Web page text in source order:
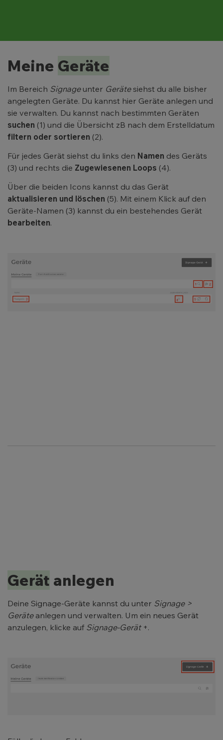
Meine Geräte
Im Bereich Signageunter Gerätesiehst du alle bisher
angelegten Geräte. Du kannst hier Geräte anlegen und
sie verwalten. Du kannst nach bestimmten Geräten
suchen (1) und die Übersicht zB nach dem Erstelldatum
filtern oder sortieren (2).
Für jedes Gerät siehst du links den Namen des Geräts
(3) und rechts die Zugewiesenen Loops (4).
Über die beiden Icons kannst du das Gerät
aktualisieren und löschen (5). Mit einem Klick auf den
Geräte-Namen (3) kannst du ein bestehendes Gerät
bearbeiten.
Gerät anlegen
Deine Signage-Geräte kannst du unter Signage >
Geräteanlegen und verwalten. Um ein neues Gerät
anzulegen, klicke auf Signage-Gerät+.